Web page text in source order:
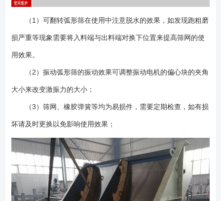
（1）可翻转弧形筛在使用中注意脱水的效果，如发现跑粗磨
损严重等现象需要将入料端与出料端对换下位置来提高筛网的使
用效果。
（2）振动弧形筛的振动效果可调整振动电机的偏心块的夹角
大小来改变激振力的大小；
（3）筛网、橡胶弹簧等均为易损件，需要定期检查，如有损
坏请及时更换以免影响使用效果；